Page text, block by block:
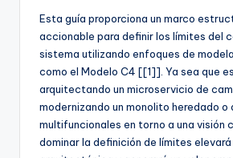
p
d
Esta guía proporciona un marco
accionable para definir los límites del
sistema utilizando enfoques de
como el Modelo C4 [[1]]. Ya sea que
arquitectando un microservicio de
modernizando un monolito heredado o
multifuncionales en torno a una visión
dominar la definición de límites